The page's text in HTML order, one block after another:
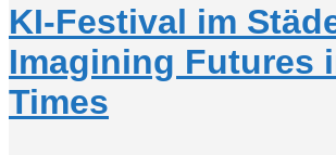
KI-Festival im
Imagining Futures
Times